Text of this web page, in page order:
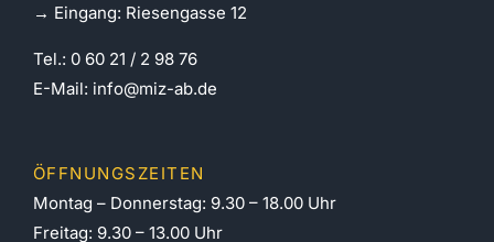
→ Eingang: Riesengasse 12
Tel.: 0 60 21 / 2 98 76
E-Mail: info@miz-ab.de
ÖFFNUNGSZEITEN
Montag – Donnerstag: 9.30 – 18.00 Uhr
Freitag: 9.30 – 13.00 Uhr